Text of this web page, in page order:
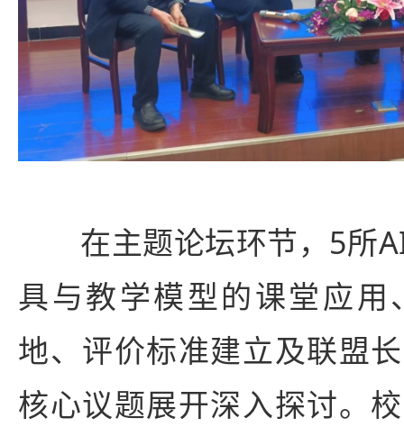
在主题论坛环节，5所
具与教学模型的课堂应
地、评价标准建立及联盟
核心议题展开深入探讨。